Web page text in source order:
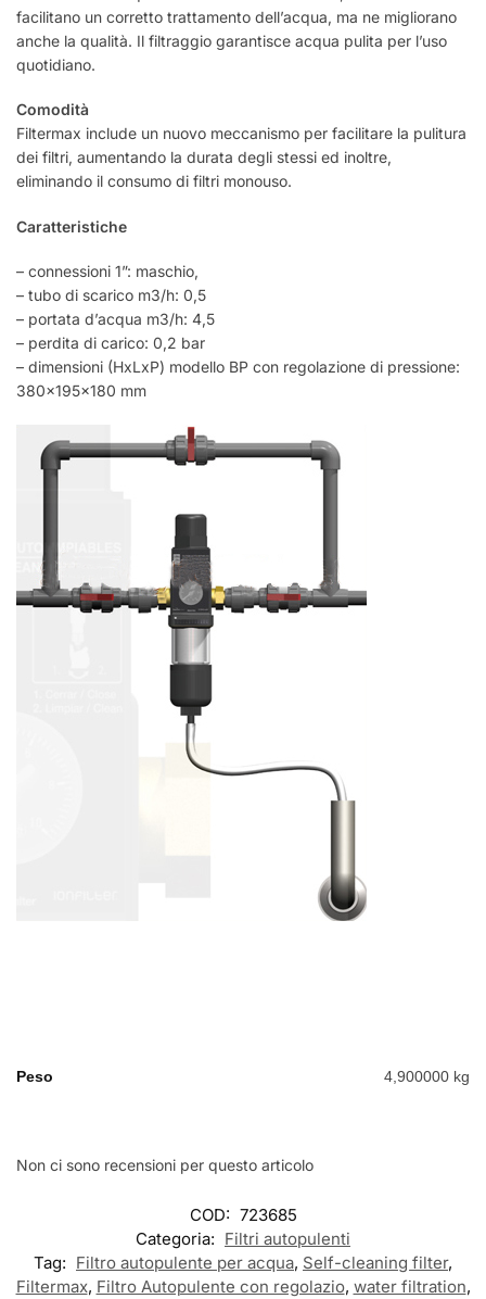
facilitano un corretto trattamento dell’acqua, ma ne migliorano
anche la qualità. Il filtraggio garantisce acqua pulita per l’uso
quotidiano.
Comodità
Filtermax include un nuovo meccanismo per facilitare la pulitura
dei filtri, aumentando la durata degli stessi ed inoltre,
eliminando il consumo di filtri monouso.
Caratteristiche
– connessioni 1”: maschio,
– tubo di scarico m3/h: 0,5
– portata d’acqua m3/h: 4,5
– perdita di carico: 0,2 bar
– dimensioni (HxLxP) modello BP con regolazione di pressione:
380x195x180 mm
Peso 4,900000 kg
Non ci sono recensioni per questo articolo
COD: 723685
Categoria: Filtri autopulenti
Tag: Filtro autopulente per acqua, Self-cleaning filter,
Filtermax, Filtro Autopulente con regolazio, water filtration,